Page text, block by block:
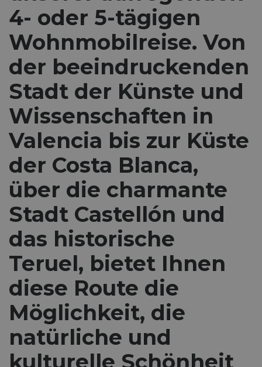
4- oder 5-tägigen
Wohnmobilreise. Von
der beeindruckenden
Stadt der Künste und
Wissenschaften in
Valencia bis zur Küste
der Costa Blanca,
über die charmante
Stadt Castellón und
das historische
Teruel, bietet Ihnen
diese Route die
Möglichkeit, die
natürliche und
kulturelle Schönheit